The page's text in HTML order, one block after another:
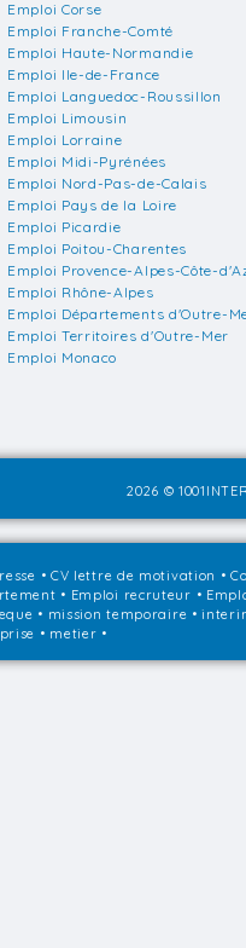
Emploi Corse
Emploi Franche-Comté
Emploi Haute-Normandie
Emploi Ile-de-France
Emploi Languedoc-Roussillon
Emploi Limousin
Emploi Lorraine
Emploi Midi-Pyrénées
Emploi Nord-Pas-de-Calais
Emploi Pays de la Loire
Emploi Picardie
Emploi Poitou-Charentes
Emploi Provence-Alpes-Côte-
Emploi Rhône-Alpes
Emploi Départements d'Outre-
Emploi Territoires d'Outre-Mer
Emploi Monaco
2026 ©
• CV lettre de motivation •
• Emploi recruteur •
• mission temporaire •
• metier •